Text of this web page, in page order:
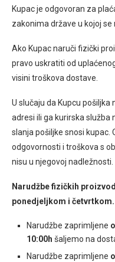
Kupac je odgovoran za
zakonima države u kojoj se
Ako Kupac naruči fizički
pravo uskratiti od
visini troškova dostave.
U slučaju da Kupcu
adresi ili ga kurirska služba
slanja pošiljke snosi kupac.
odgovornosti i troškova s
nisu u njegovoj nadležnosti.
Narudžbe fizičkih
ponedjeljkom i četvrtkom.
Narudžbe zaprimljene
10:00h šaljemo na
Narudžbe zaprimljene